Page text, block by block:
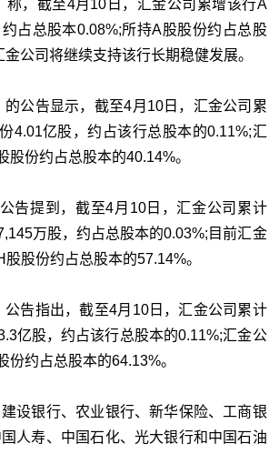
称，截至4月10日，汇金公司累增该行A
占总股本0.08%;所持A股股份约占总股
公司将继续支持该行长期稳健发展。
的公告显示，截至4月10日，汇金公司累
4.01亿股，约占该行总股本的0.11%;汇
股份约占总股本的40.14%。
告提到，截至4月10日，汇金公司累计
万股，约占总股本的0.03%;目前汇金
股份约占总股本的57.14%。
公告指出，截至4月10日，汇金公司累计
亿股，约占该行总股本的0.11%;汇金公
份约占总股本的64.13%。
设银行、农业银行、新华保险、工商银
人寿、中国石化、光大银行和中国石油